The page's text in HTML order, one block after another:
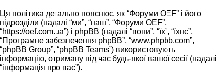
Ця політика детально пояснює, як “Форуми OEF” і його
підрозділи (надалі “ми”, “наш”, “Форуми OEF”,
“https://oef.com.ua”) і phpBB (надалі “вони”, “їх”, “їхнє”,
“Програмне забезпечення phpBB”, “www.phpbb.com”,
“phpBB Group”, “phpBB Teams”) використовують
інформацію, отриману під час будь-якої вашої сесії (надалі
“інформація про вас”).